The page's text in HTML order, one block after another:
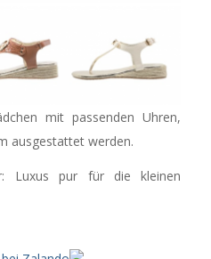
mit passenden Uhren,
ausgestattet werden.
Luxus pur für die kleinen